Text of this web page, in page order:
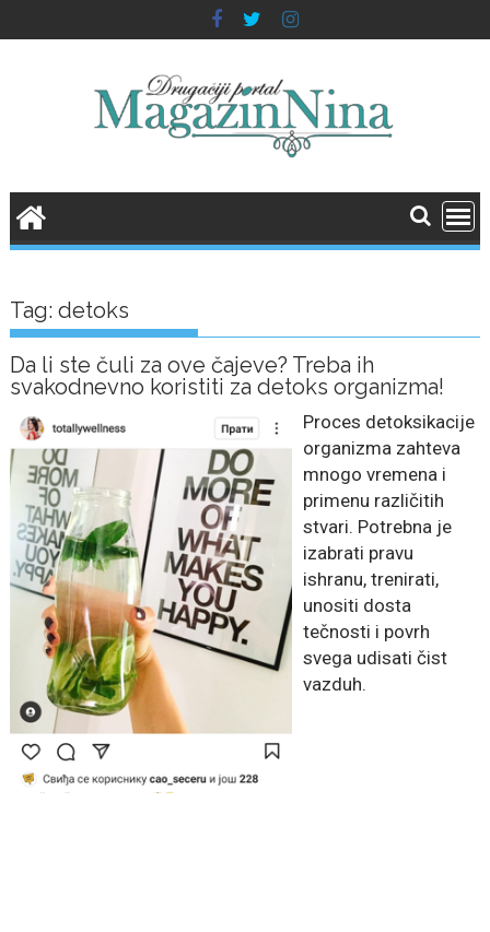
to
Tag:detoks
Da li ste čuli za ove čajeve? Treba ih
svakodnevno koristiti za detoks organizma!
Proces detoksikacije
organizma zahteva
mnogo vremena i
primenu različitih
stvari. Potrebna je
izabrati pravu
ishranu, trenirati,
unositi dosta
tečnosti i povrh
svega udisati čist
vazduh.